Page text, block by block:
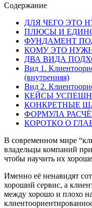
Содержание
ДЛЯ ЧЕГО ЭТО
ПЛЮСЫ И
ФУНДАМЕНТ
КОМУ ЭТО
ДВА ВИДА
Вид 1.
(внутренняя)
Вид 2.
КЕЙСЫ
КОНКРЕТНЫЕ
ФОРМУЛА
КОРОТКО О
В современном мире
владельцы компаний
чтобы научить их
Именно её ненавидят
хороший сервис, а
между хорошо и плохо